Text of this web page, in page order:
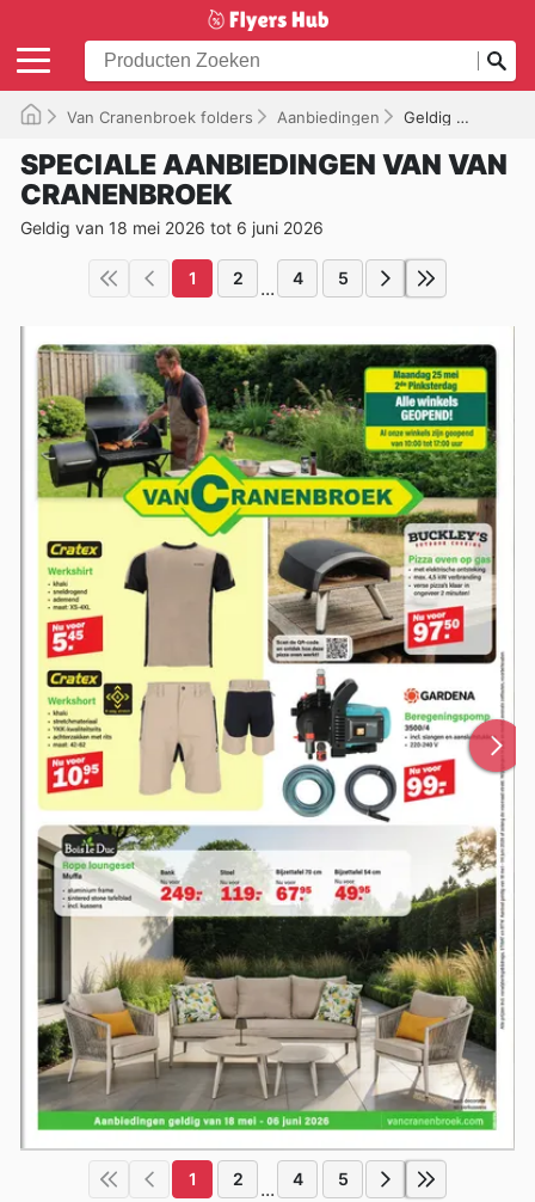
Van Cranenbroek folders Aanbiedingen Geldig tot 06/06/2026
SPECIALE AANBIEDINGEN VAN VAN
CRANENBROEK
Geldig van 18 mei 2026 tot 6 juni 2026
1 2 ... 4 5
1 2 ... 4 5